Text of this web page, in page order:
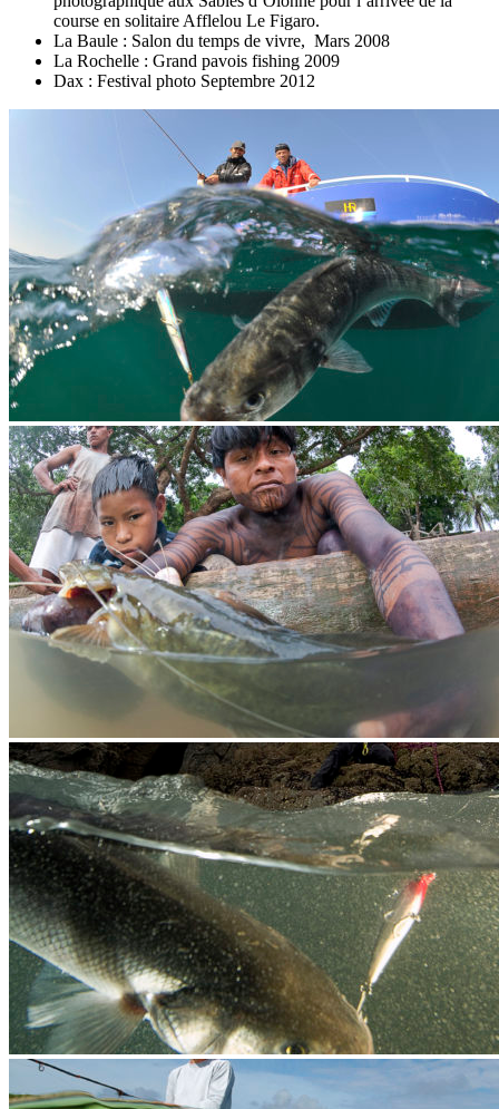
course en solitaire Afflelou Le Figaro.
La Baule : Salon du temps de vivre, Mars 2008
La Rochelle : Grand pavois fishing 2009
Dax : Festival photo Septembre 2012